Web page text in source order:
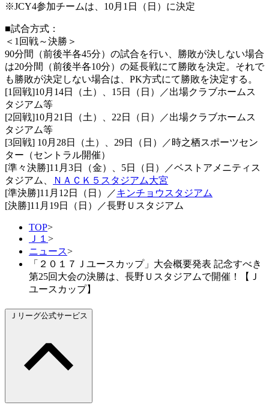
※JCY4参加チームは、10月1日（日）に決定
■試合方式：
＜1回戦～決勝＞
90分間（前後半各45分）の試合を行い、勝敗が決しない場合
は20分間（前後半各10分）の延長戦にて勝敗を決定。それで
も勝敗が決定しない場合は、PK方式にて勝敗を決定する。
[1回戦]10月14日（土）、15日（日）／出場クラブホームス
タジアム等
[2回戦]10月21日（土）、22日（日）／出場クラブホームス
タジアム等
[3回戦] 10月28日（土）、29日（日）／時之栖スポーツセン
ター（セントラル開催）
[準々決勝]11月3日（金）、5日（日）／ベストアメニティス
タジアム、
ＮＡＣＫ５スタジアム大宮
[準決勝]11月12日（日）／キンチョウスタジアム
[決勝]11月19日（日）／長野Ｕスタジアム
TOP>
Ｊ１ >
ニュース>
「２０１７Ｊユースカップ」大会概要発表 記念すべき
第25回大会の決勝は、長野Ｕスタジアムで開催！【Ｊ
ユースカップ】
Ｊリーグ公式サービス